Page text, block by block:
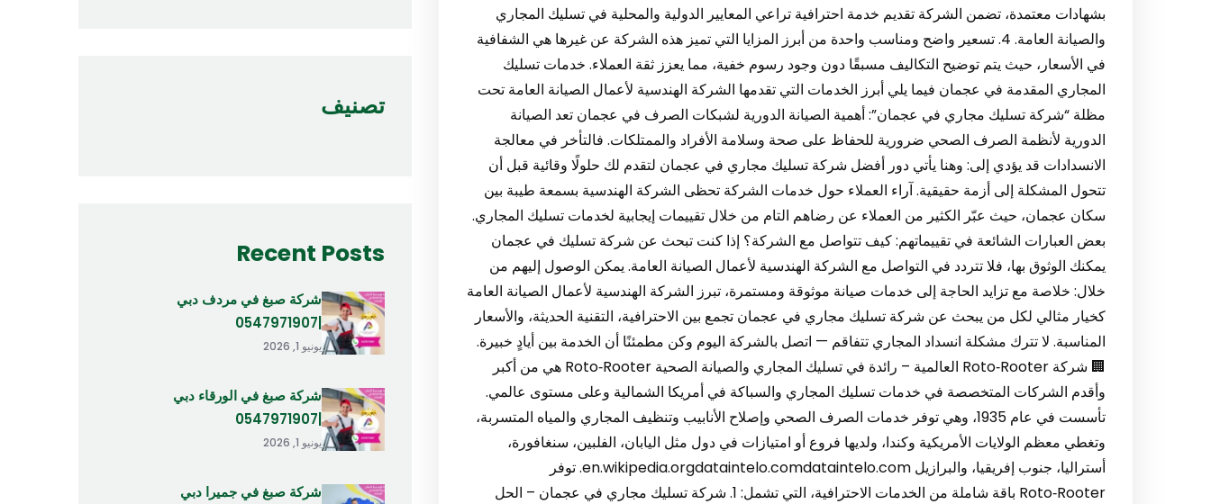
بشهادات معتمدة، تضمن الشركة تقديم خدمة احترافية تراعي المعايير الدولية والمحلية في تسليك المجاري
والصيانة العامة. 4. تسعير واضح ومناسب واحدة من أبرز المزايا التي تميز هذه الشركة عن غيرها هي الشفافية
في الأسعار، حيث يتم توضيح التكاليف مسبقًا دون وجود رسوم خفية، مما يعزز ثقة العملاء. خدمات تسليك
المجاري المقدمة في عجمان فيما يلي أبرز الخدمات التي تقدمها الشركة الهندسية لأعمال الصيانة العامة تحت
مظلة “شركة تسليك مجاري في عجمان”: أهمية الصيانة الدورية لشبكات الصرف في عجمان تعد الصيانة
الدورية لأنظمة الصرف الصحي ضرورية للحفاظ على صحة وسلامة الأفراد والممتلكات. فالتأخر في معالجة
الانسدادات قد يؤدي إلى: وهنا يأتي دور أفضل شركة تسليك مجاري في عجمان لتقدم لك حلولًا وقائية قبل أن
تتحول المشكلة إلى أزمة حقيقية. آراء العملاء حول خدمات الشركة تحظى الشركة الهندسية بسمعة طيبة بين
سكان عجمان، حيث عبّر الكثير من العملاء عن رضاهم التام من خلال تقييمات إيجابية لخدمات تسليك المجاري.
بعض العبارات الشائعة في تقييماتهم: كيف تتواصل مع الشركة؟ إذا كنت تبحث عن شركة تسليك في عجمان
يمكنك الوثوق بها، فلا تتردد في التواصل مع الشركة الهندسية لأعمال الصيانة العامة. يمكن الوصول إليهم من
خلال: خلاصة مع تزايد الحاجة إلى خدمات صيانة موثوقة ومستمرة، تبرز الشركة الهندسية لأعمال الصيانة العامة
كخيار مثالي لكل من يبحث عن شركة تسليك مجاري في عجمان تجمع بين الاحترافية، التقنية الحديثة، والأسعار
المناسبة. لا تترك مشكلة انسداد المجاري تتفاقم — اتصل بالشركة اليوم وكن مطمئنًا أن الخدمة بين أيادٍ خبيرة.
🏢 شركة Roto‑Rooter العالمية – رائدة في تسليك المجاري والصيانة الصحية Roto‑Rooter هي من أكبر
وأقدم الشركات المتخصصة في خدمات تسليك المجاري والسباكة في أمريكا الشمالية وعلى مستوى عالمي.
تأسست في عام 1935، وهي توفر خدمات الصرف الصحي وإصلاح الأنابيب وتنظيف المجاري والمياه المتسربة،
وتغطي معظم الولايات الأمريكية وكندا، ولديها فروع أو امتيازات في دول مثل اليابان، الفلبين، سنغافورة،
أستراليا، جنوب إفريقيا، والبرازيل en.wikipedia.orgdataintelo.comdataintelo.com. توفر
Roto‑Rooter باقة شاملة من الخدمات الاحترافية، التي تشمل: 1. شركة تسليك مجاري في عجمان – الحل
تصنيف
Recent Posts
شركة صبغ في مردف دبي
يونيو 1, 2026
شركة صبغ في الورقاء دبي
يونيو 1, 2026
شركة صبغ في جميرا دبي